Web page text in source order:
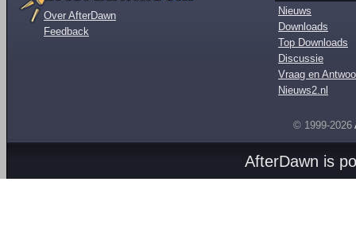
Over AfterDawn
Feedback
Nieuws
Downloads
Top Downloads
Discussie
Vraag en
Nieuws2.nl
© 1999-2026
AfterDawn is